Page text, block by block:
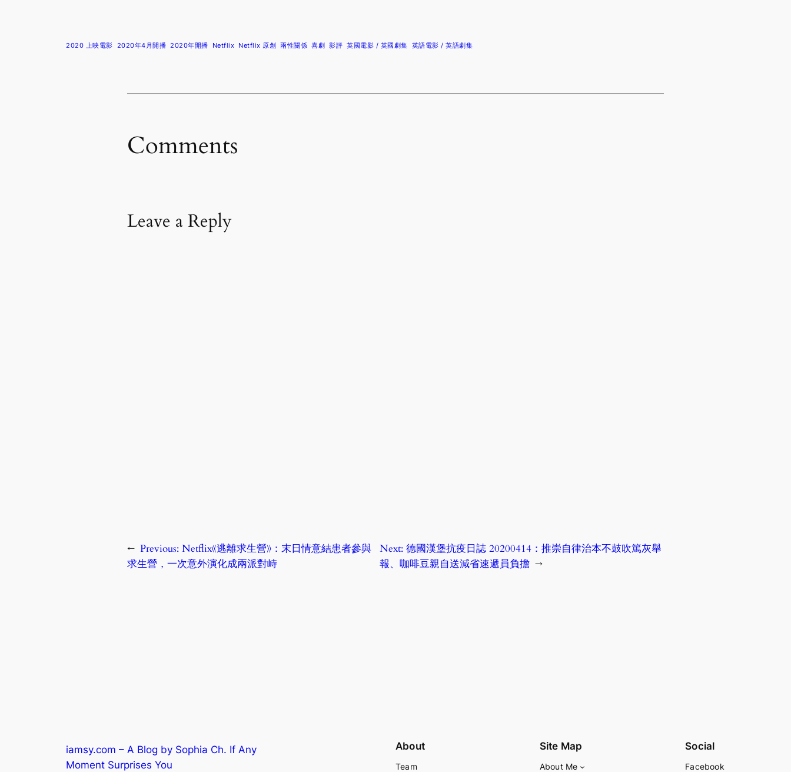
2020 上映電影 2020年4月開播 2020年開播 Netflix Netflix 原創 兩性關係 喜劇 影評 英國電影 / 英國劇集 英語電影 / 英語劇集
Comments
Leave a Reply
← Previous: Netflix《逃離求生營》：末日情意結患者參與
求生營，一次意外演化成兩派對峙
Next: 德國漢堡抗疫日誌 20200414：推崇自律治本不鼓吹篤灰舉
報、咖啡豆親自送減省速遞員負擔 →
iamsy.com – A Blog by Sophia Ch. If Any
Moment Surprises You
About
Team
Site Map
About Me
Social
Facebook